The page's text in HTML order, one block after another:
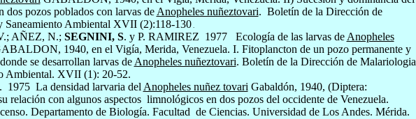
dos pozos poblados con larvas de Anopheles nuñeztovari. Boletín de la Dirección de
Sanea­miento Ambiental XVII (2):118-130.
AÑEZ, N.; SEGNINI, S. y P. RAMIREZ 1977 Ecología de las larvas de Anopheles
1940, en el Vigía, Merida, Venezuela. I. Fitoplancton de un pozo permanente y
se desarrollan larvas de Anophe­les nuñeztovari. Boletín de la Dirección de Malariologia
Ambiental. XVII (1): 20-52.
1975 La densidad larvaria del Anopheles nuñez tovari Gabaldón, 1940, (Diptera:
relación con algunos aspectos limnológicos en dos pozos del occidente de Venezuela.
Depar­tamento de Biología. Facultad de Ciencias. Universidad de Los Andes. Mérida.